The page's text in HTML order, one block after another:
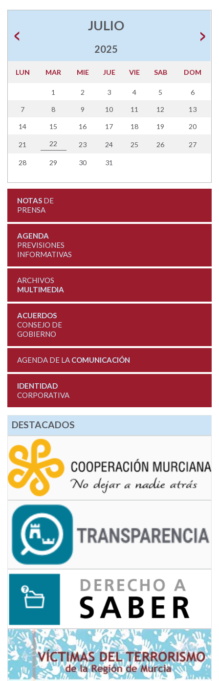
JULIO
2025
LUN MAR MIE JUE VIE SAB DOM
1 2 3 4 5 6
7 8 9 10 11 12 13
14 15 16 17 18 19 20
21 22 23 24 25 26 27
28 29 30 31
NOTASDE
PRENSA
AGENDA
PREVISIONES
INFORMATIVAS
ARCHIVOS
MULTIMEDIA
ACUERDOS
CONSEJO DE
GOBIERNO
AGENDA DE LA COMUNICACIÓN
IDENTIDAD
CORPORATIVA
DESTACADOS